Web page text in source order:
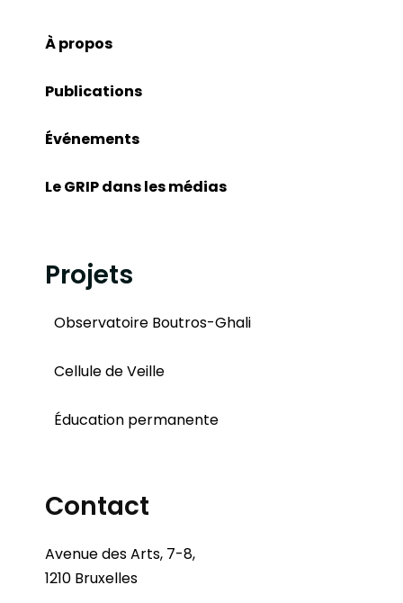
À propos
Publications
Événements
Le GRIP dans les médias
Projets
Observatoire Boutros-Ghali
Cellule de Veille
Éducation permanente
Contact
Avenue des Arts, 7-8,
1210 Bruxelles